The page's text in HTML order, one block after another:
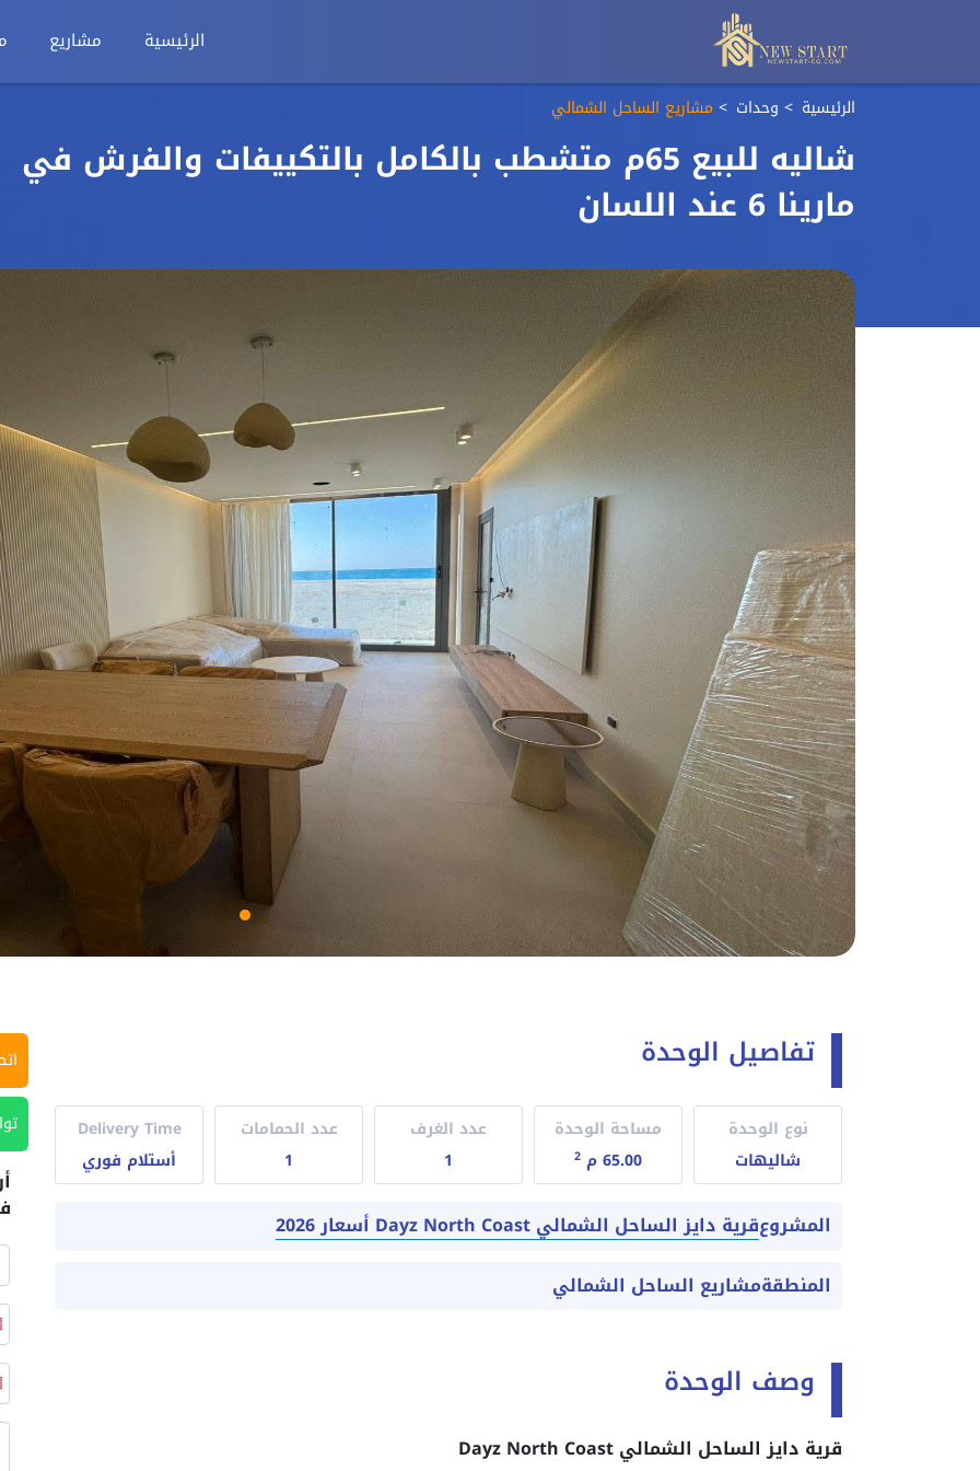
الرئيسية مشاريع
الرئيسية وحدات مشاريع الساحل الشمالي
شاليه للبيع 65م متشطب بالكامل بالتكييفات والفرش في
مارينا 6 عند اللسان
تفاصيل الوحدة
نوع الوحدة
شاليهات
مساحة الوحدة
65.00 م
2
عدد الغرف
1
عدد الحمامات
1
Delivery Time
أستلام فوري
المشروعقرية دايز الساحل الشمالي Dayz North Coast أسعار 2026
المنطقةمشاريع الساحل الشمالي
وصف الوحدة
قرية دايز الساحل الشمالي Dayz North Coast